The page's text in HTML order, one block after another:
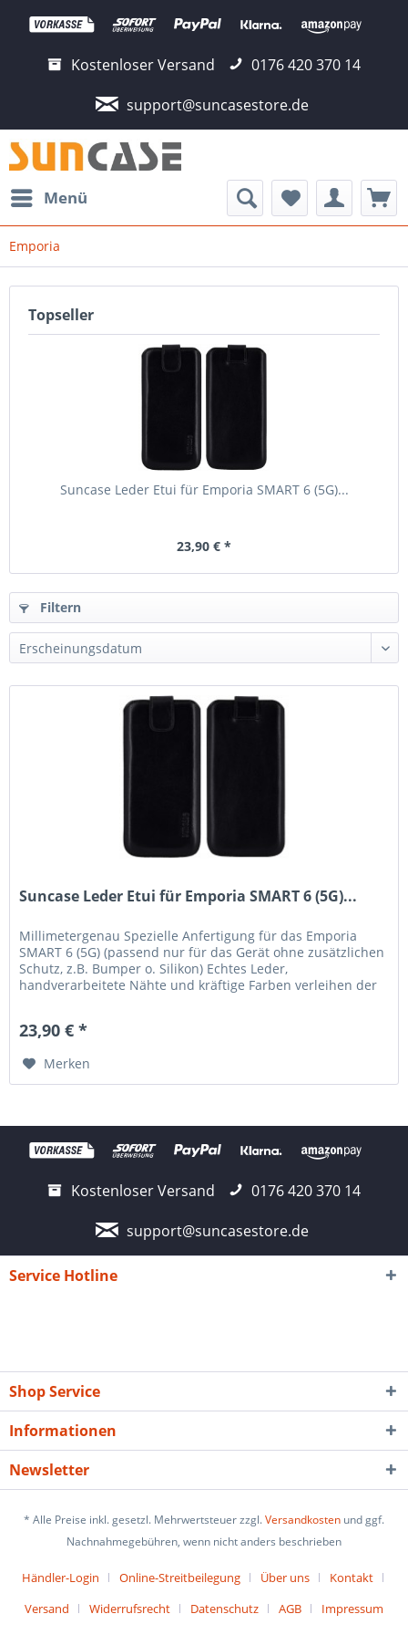
Kostenloser Versand
0176 420 370 14
support@suncasestore.de
Menü
Emporia
Topseller
Suncase Leder Etui für Emporia SMART 6 (5G)...
23,90 € *
Filtern
Suncase Leder Etui für Emporia SMART 6 (5G)...
Millimetergenau Spezielle Anfertigung für das Emporia
SMART 6 (5G) (passend nur für das Gerät ohne zusätzlichen
Schutz, z.B. Bumper o. Silikon) Echtes Leder,
handverarbeitete Nähte und kräftige Farben verleihen der
23,90 € *
Merken
Kostenloser Versand
0176 420 370 14
support@suncasestore.de
Service Hotline
Shop Service
Informationen
Newsletter
* Alle Preise inkl. gesetzl. Mehrwertsteuer zzgl.Versandkosten und ggf.
Nachnahmegebühren, wenn nicht anders beschrieben
Händler-Login Online-Streitbeilegung Über uns
Kontakt
Versand
Widerrufsrecht Datenschutz AGB Impressum